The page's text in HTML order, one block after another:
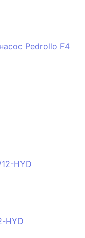
Pedrollo F4
HYD